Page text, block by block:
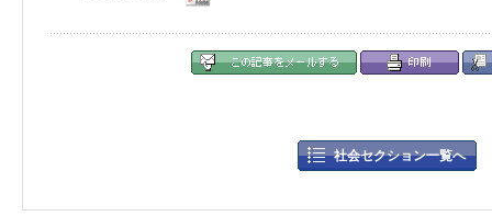
社会セクション一覧へ